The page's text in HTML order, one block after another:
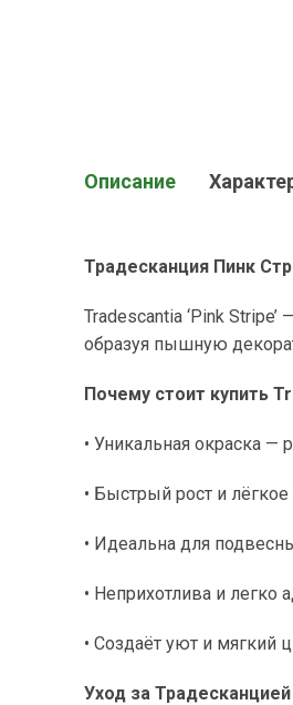
Описание
Традесканция Пинк
Tradescantia ‘Pink
образуя пышную
Почему стоит купить
• Уникальная окраска
• Быстрый рост и
• Идеальна для
• Неприхотлива и легко
• Создаёт уют и мягкий
Уход за